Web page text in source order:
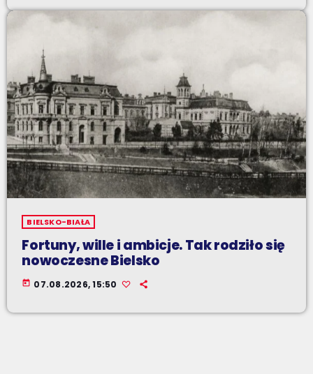
BIELSKO-BIAŁA
Fortuny, wille i ambicje. Tak rodziło się
nowoczesne Bielsko
today 07.08.2026, 15:50